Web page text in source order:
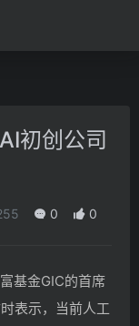
初创公司
0 0
基金GIC的首席
表示，当前人工